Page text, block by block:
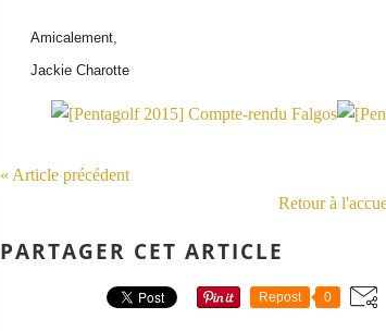
Amicalement,
Jackie Charotte
« Article précédent
Retour à
PARTAGER CET ARTICLE
Repost 0